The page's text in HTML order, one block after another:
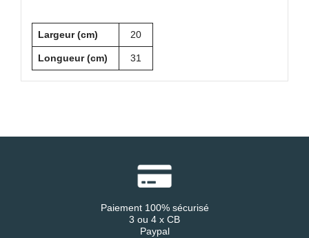
Largeur (cm) 20
Longueur (cm) 31
Paiement 100% sécurisé
3 ou 4 x CB
Paypal